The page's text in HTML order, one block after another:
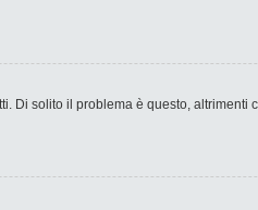
solito il problema è questo,